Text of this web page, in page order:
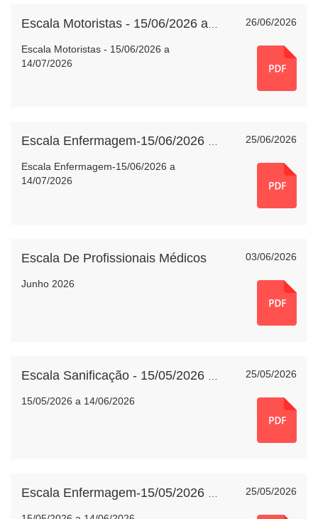
26/06/2026
Escala Motoristas - 15/06/2026 a
14/07/2026
25/06/2026
Escala Enfermagem-15/06/2026 a
14/07/2026
03/06/2026
Escala De Profissionais Médicos
Junho 2026
25/05/2026
15/05/2026 a 14/06/2026
25/05/2026